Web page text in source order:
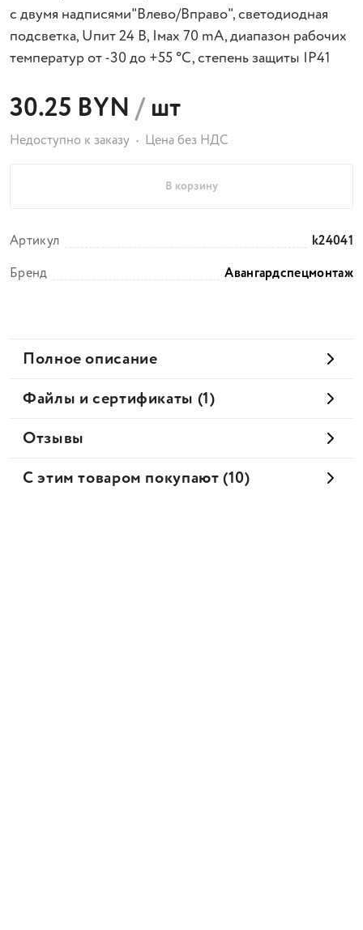
с двумя надписями"Влево/Вправо", светодиодная
подсветка, Uпит 24 В, Iмах 70 mA, диапазон рабочих
температур от -30 до +55 °С, степень защиты IP41
30.25 BYN/шт
Недоступно к заказу Цена без НДС
В корзину
Артикул
k24041
Бренд
Авангардспецмонтаж
Полное описание
Файлы и сертификаты (1)
Отзывы
С этим товаром покупают (10)